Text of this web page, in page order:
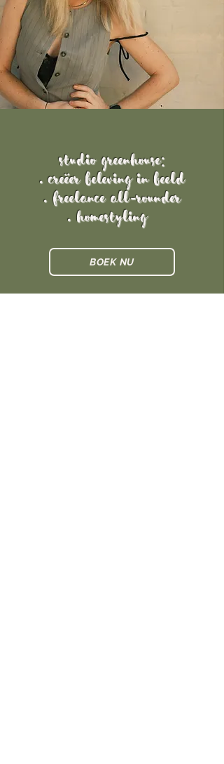
Studio Greenhouse:
.creëer belevingin beeld
. freelance All-rounder
. homestyling
BOEK NU